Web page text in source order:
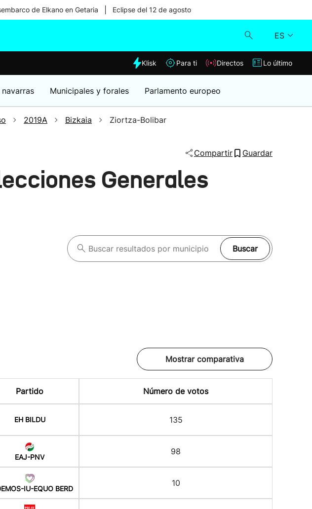
de Elkano en Getaria Eclipse del 12 de agosto
ES
Klisk
Lo último
Klisk Para ti Directos Lo último
Municipales y forales Parlamento europeo
2019A Bizkaia Ziortza-Bolibar
Compartir Guardar
Generales
Buscar
Mostrar comparativa
Partido Número de votos
EH BILDU 135
EAJ-PNV
98
IU-EQUO BERD
10